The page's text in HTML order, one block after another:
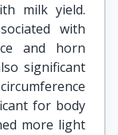
milk yield.
with
and horn
significant
for body
more light